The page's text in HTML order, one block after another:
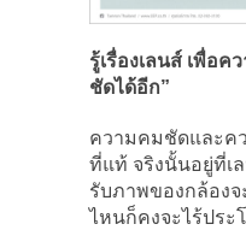
รู้เรื่องเลนส์ เพื่อค
ชัดได้อีก”
ความคมชัดและค
ที่แท้ จริงนั้นอยู่ที่เ
รับภาพของกล้อง
ไหนก็คงจะไร้ประ